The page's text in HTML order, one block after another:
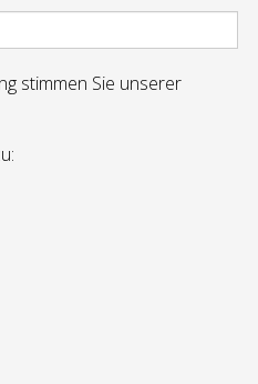
stimmen Sie unserer